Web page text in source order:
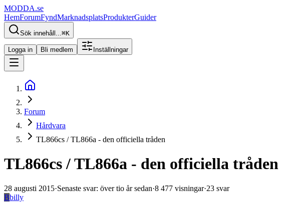
MODDA.se
HemForumFyndMarknadsplatsProdukterGuider
Sök innehåll...⌘K
Logga in Bli medlem Inställningar
Forum
Hårdvara
TL866cs / TL866a - den officiella tråden
TL866cs / TL866a - den officiella tråden
28 augusti 2015·Senaste svar: över tio år sedan·8 477 visningar·23 svar
Bbilly